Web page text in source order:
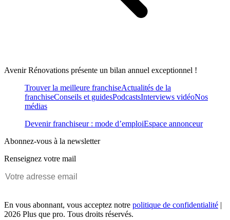
Avenir Rénovations présente un bilan annuel exceptionnel !
Trouver la meilleure franchiseActualités de la
franchiseConseils et guidesPodcastsInterviews vidéoNos
médias
Devenir franchiseur : mode d’emploiEspace annonceur
Abonnez-vous à la newsletter
Renseignez votre mail
En vous abonnant, vous acceptez notre politique de confidentialité |
2026 Plus que pro. Tous droits réservés.